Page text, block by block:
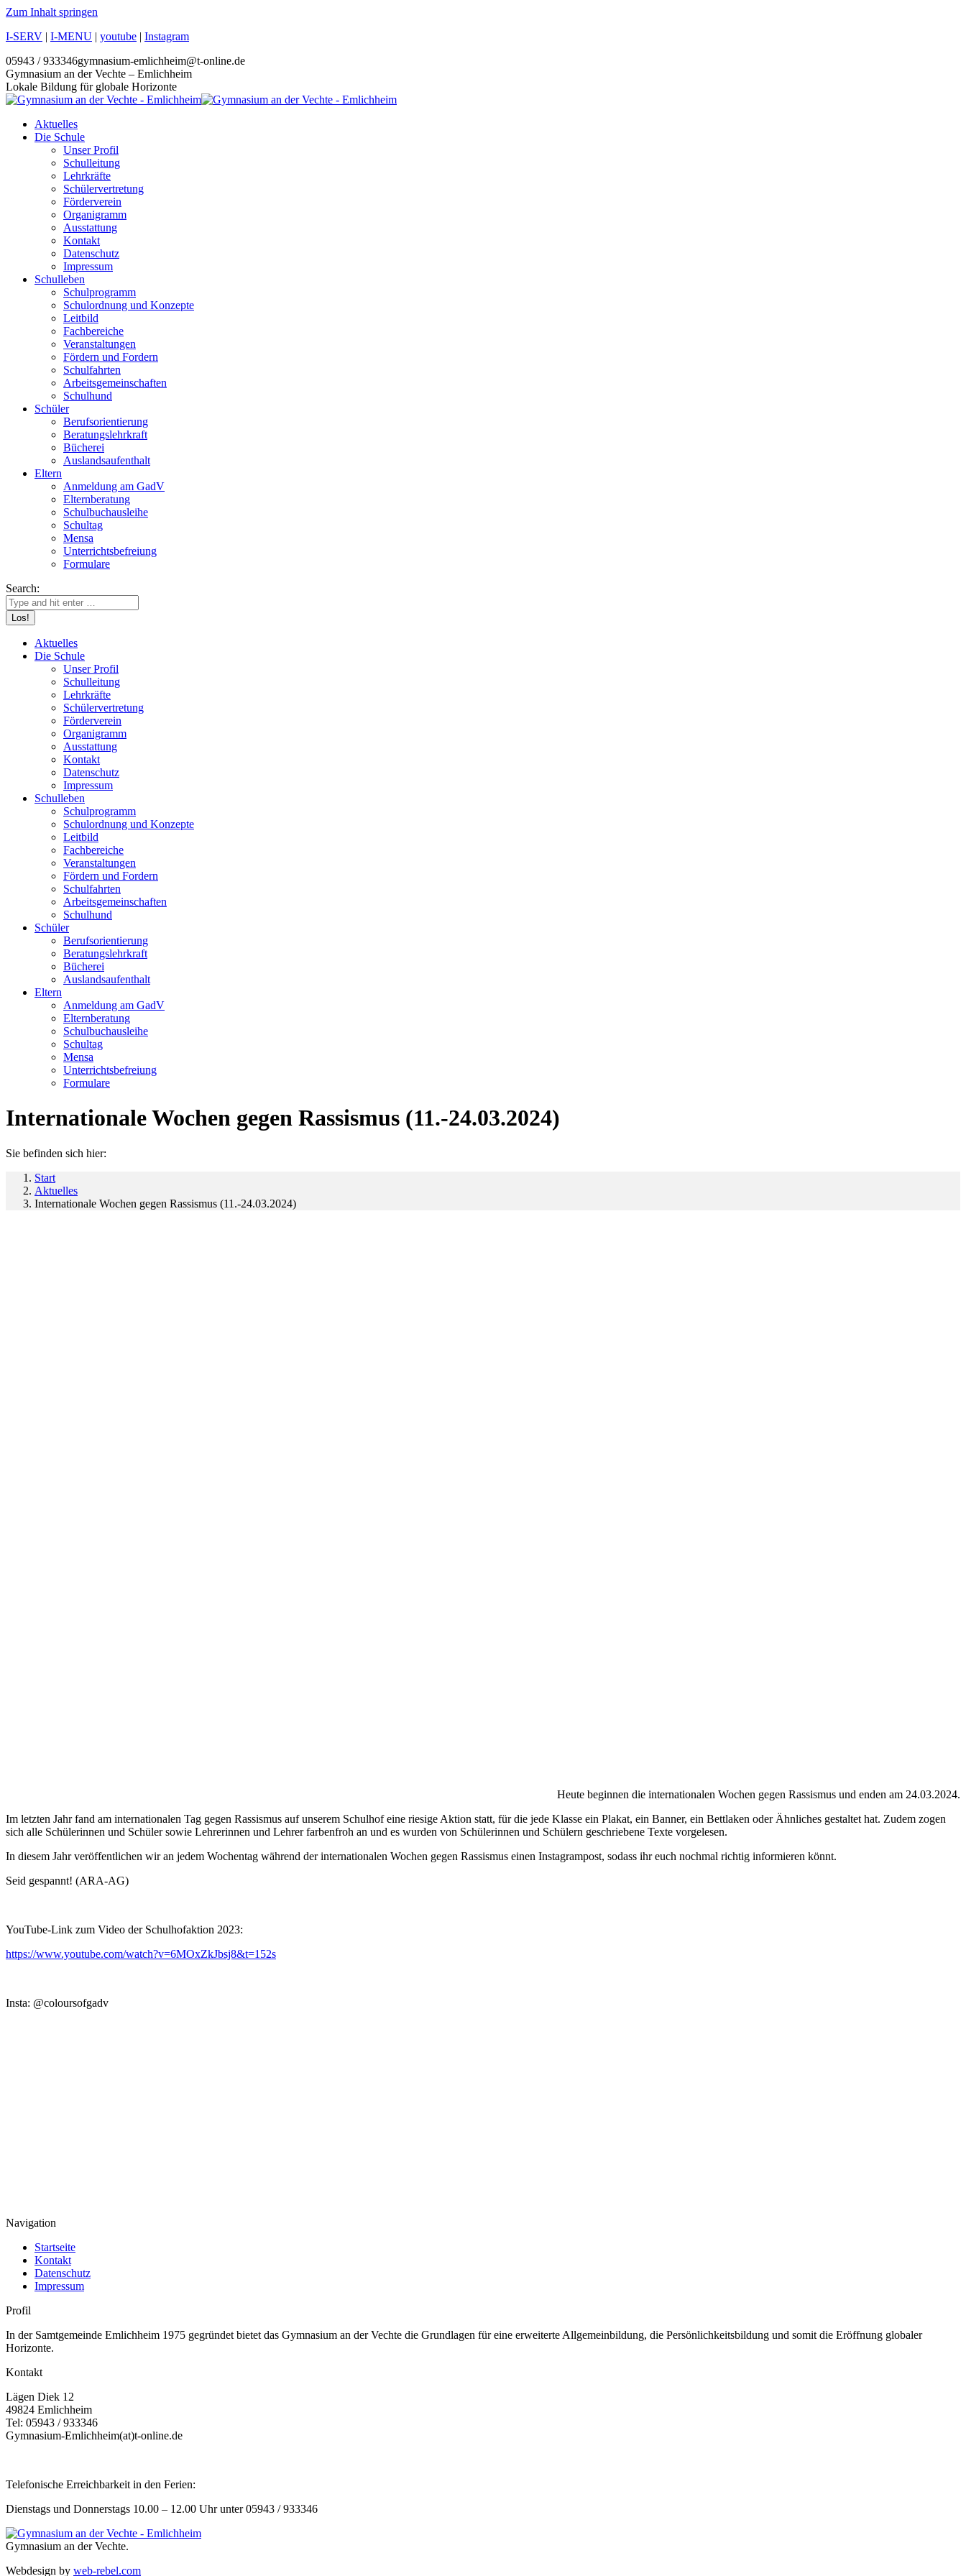
Zum Inhalt springen
I-SERV | I-MENU | youtube | Instagram
05943 / 933346gymnasium-emlichheim@t-online.de
Gymnasium an der Vechte – Emlichheim
Lokale Bildung für globale Horizonte
Aktuelles
Die Schule
Unser Profil
Schulleitung
Lehrkräfte
Schülervertretung
Förderverein
Organigramm
Ausstattung
Kontakt
Datenschutz
Impressum
Schulleben
Schulprogramm
Schulordnung und Konzepte
Leitbild
Fachbereiche
Veranstaltungen
Fördern und Fordern
Schulfahrten
Arbeitsgemeinschaften
Schulhund
Schüler
Berufsorientierung
Beratungslehrkraft
Bücherei
Auslandsaufenthalt
Eltern
Anmeldung am GadV
Elternberatung
Schulbuchausleihe
Schultag
Mensa
Unterrichtsbefreiung
Formulare
Search:
Aktuelles
Die Schule
Unser Profil
Schulleitung
Lehrkräfte
Schülervertretung
Förderverein
Organigramm
Ausstattung
Kontakt
Datenschutz
Impressum
Schulleben
Schulprogramm
Schulordnung und Konzepte
Leitbild
Fachbereiche
Veranstaltungen
Fördern und Fordern
Schulfahrten
Arbeitsgemeinschaften
Schulhund
Schüler
Berufsorientierung
Beratungslehrkraft
Bücherei
Auslandsaufenthalt
Eltern
Anmeldung am GadV
Elternberatung
Schulbuchausleihe
Schultag
Mensa
Unterrichtsbefreiung
Formulare
Internationale Wochen gegen Rassismus (11.-24.03.2024)
Sie befinden sich hier:
Start
Aktuelles
Internationale Wochen gegen Rassismus (11.-24.03.2024)
Heute beginnen die internationalen Wochen gegen Rassismus und enden am 24.03.2024.
Im letzten Jahr fand am internationalen Tag gegen Rassismus auf unserem Schulhof eine riesige Aktion statt, für die jede Klasse ein Plakat, ein Banner, ein Bettlaken oder Ähnliches gestaltet hat. Zudem zogen
sich alle Schülerinnen und Schüler sowie Lehrerinnen und Lehrer farbenfroh an und es wurden von Schülerinnen und Schülern geschriebene Texte vorgelesen.
In diesem Jahr veröffentlichen wir an jedem Wochentag während der internationalen Wochen gegen Rassismus einen Instagrampost, sodass ihr euch nochmal richtig informieren könnt.
Seid gespannt! (ARA-AG)
YouTube-Link zum Video der Schulhofaktion 2023:
https://www.youtube.com/watch?v=6MOxZkJbsj8&t=152s
Insta: @coloursofgadv
Navigation
Startseite
Kontakt
Datenschutz
Impressum
Profil
In der Samtgemeinde Emlichheim 1975 gegründet bietet das Gymnasium an der Vechte die Grundlagen für eine erweiterte Allgemeinbildung, die Persönlichkeitsbildung und somit die Eröffnung globaler
Horizonte.
Kontakt
Lägen Diek 12
49824 Emlichheim
Tel: 05943 / 933346
Gymnasium-Emlichheim(at)t-online.de
Telefonische Erreichbarkeit in den Ferien:
Dienstags und Donnerstags 10.00 – 12.00 Uhr unter 05943 / 933346
Gymnasium an der Vechte.
Webdesign by web-rebel.com